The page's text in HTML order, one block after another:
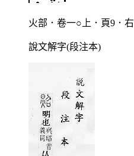
火部．卷一○上．頁9．右
說文解字(段注本)